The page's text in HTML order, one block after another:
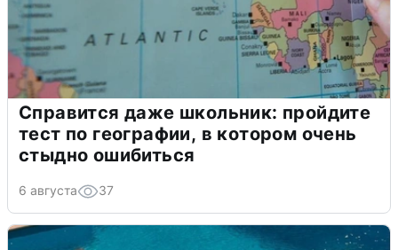
Справится даже школьник: пройдите
тест по географии, в котором очень
стыдно ошибиться
6 августа 37